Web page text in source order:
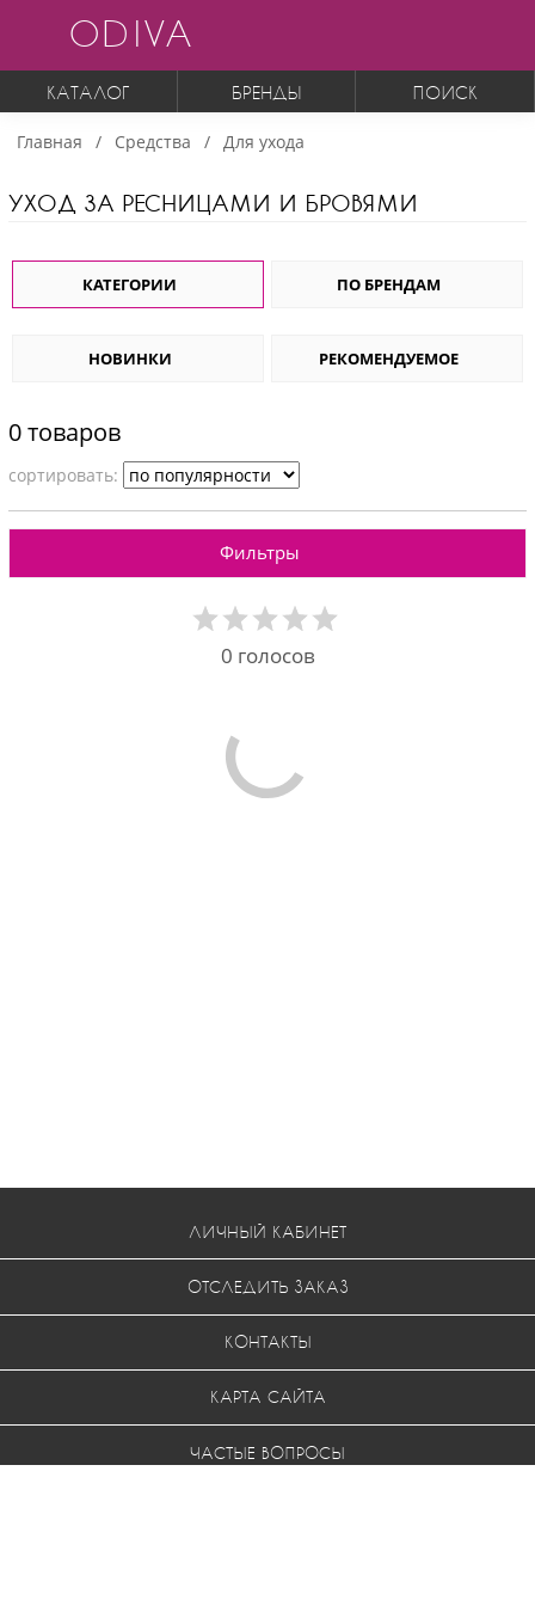
ODIVA
КАТАЛОГ БРЕНДЫ ПОИСК
Главная Средства Для ухода
УХОД ЗА РЕСНИЦАМИ И БРОВЯМИ
КАТЕГОРИИ ПО БРЕНДАМ
НОВИНКИ РЕКОМЕНДУЕМОЕ
0 товаров
cортировать:
Фильтры
0 голосов
ЛИЧНЫЙ КАБИНЕТ
ОТСЛЕДИТЬ ЗАКАЗ
КОНТАКТЫ
КАРТА САЙТА
ЧАСТЫЕ ВОПРОСЫ